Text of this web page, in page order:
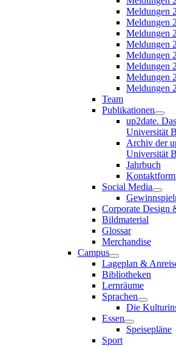
Meldungen
Meldungen
Meldungen
Meldungen
Meldungen
Meldungen
Meldungen
Meldungen
Team
Publikationen
up2date.
Universität
Archiv der
Universität
Jahrbuch
Social Media
Corporate Design
Bildmaterial
Glossar
Merchandise
Campus
Lageplan &
Bibliotheken
Lernräume
Sprachen
Die
Essen
Speisepläne
Sport